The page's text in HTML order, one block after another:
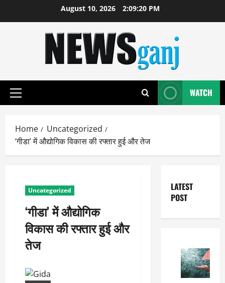
August 10, 2026 2:09:20 PM
Primary
WATCH
Home
Uncategorized
‘गीडा’ में औद्योगिक विकास की रफ्तार हुई और तेज
Uncategorized
‘गीडा’ में औद्योगिक
विकास की रफ्तार हुई और
तेज
LATEST
POST